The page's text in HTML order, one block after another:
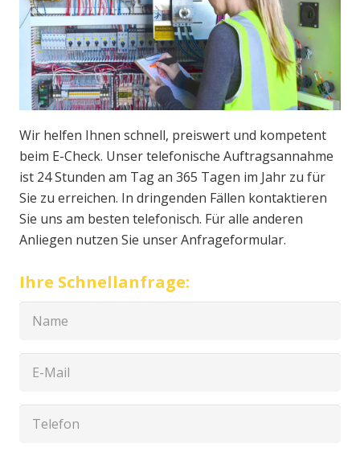
Wir helfen Ihnen schnell, preiswert und kompetent
beim E-Check. Unser telefonische Auftragsannahme
ist 24 Stunden am Tag an 365 Tagen im Jahr zu für
Sie zu erreichen. In dringenden Fällen kontaktieren
Sie uns am besten telefonisch. Für alle anderen
Anliegen nutzen Sie unser Anfrageformular.
Ihre Schnellanfrage: